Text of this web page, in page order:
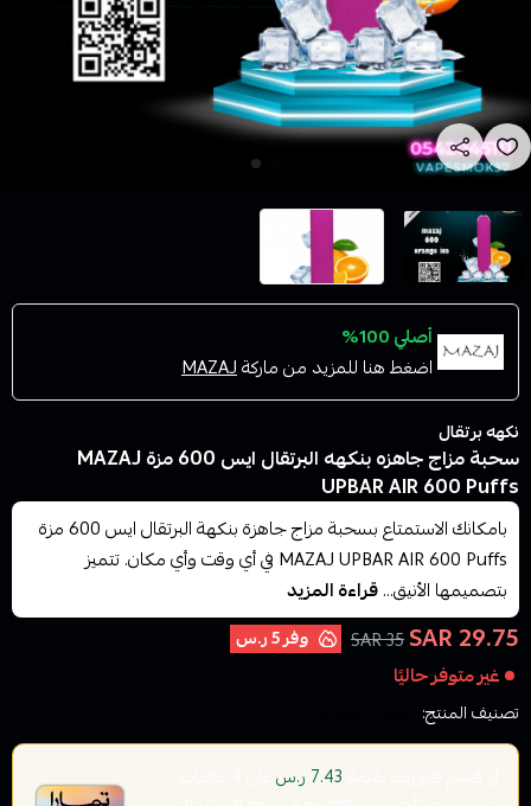
أصلي 100%
اضغط هنا للمزيد من ماركةMAZAJ
نكهه برتقال
سحبة مزاج جاهزه بنكهه البرتقال ايس 600 مزة MAZAJ
UPBAR AIR 600 Puffs
بامكانك الاستمتاع بسحبة مزاج جاهزة بنكهة البرتقال ايس 600 مزة
MAZAJ UPBAR AIR 600 Puffs في أي وقت وأي مكان. تتميز
بتصميمها الأنيق...قراءة المزيد
29.75 SAR
35 SAR وفر5 ر.س
غير متوفر حاليًا
تصنيف المنتج:
7.43 ر.س